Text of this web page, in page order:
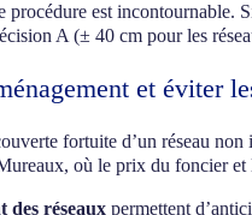
procédure est
A (± 40 cm pour les
et éviter
fortuite d’un réseau
où le prix du foncier
des réseaux permettent